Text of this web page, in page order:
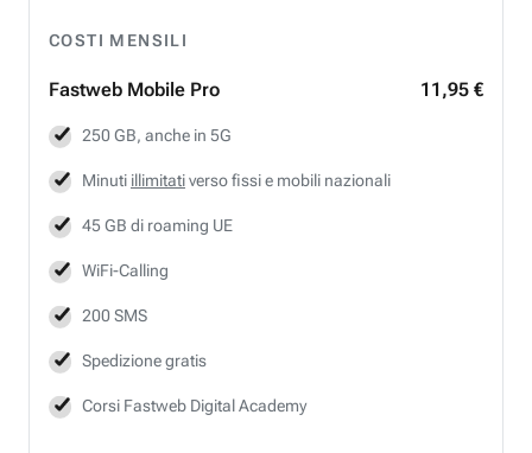
COSTI MENSILI
Fastweb Mobile Pro 11,95 €
250 GB, anche in 5G
Minuti illimitativerso fissi e mobili nazionali
45 GB di roaming UE
WiFi-Calling
200 SMS
Spedizione gratis
Corsi Fastweb Digital Academy